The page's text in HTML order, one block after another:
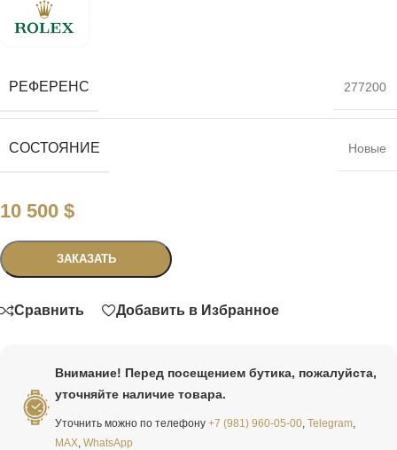
РЕФЕРЕНС 277200
СОСТОЯНИЕ Новые
10 500 $
ЗАКАЗАТЬ
Сравнить Добавить в Избранное
Внимание! Перед посещением бутика, пожалуйста,
уточняйте наличие товара.
Уточнить можно по телефону +7 (981) 960-05-00 Telegram
MAX WhatsApp